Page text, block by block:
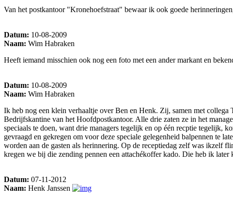
Van het postkantoor "Kronehoefstraat" bewaar ik ook goede
Datum: 10-08-2009
Naam: Wim Habraken
Heeft iemand misschien ook nog een foto met een ander markant en
Datum: 10-08-2009
Naam: Wim Habraken
Ik heb nog een klein verhaaltje over Ben en Henk. Zij, samen met
Bedrijfskantine van het Hoofdpostkantoor. Alle drie zaten ze in het
speciaals te doen, want drie managers tegelijk en op één recptie tegelijk,
gevraagd en gekregen om voor deze speciale gelegenheid balpennen te
worden aan de gasten als herinnering. Op de receptiedag zelf was ikzelf
kregen we bij die zending pennen een attachékoffer kado. Die heb ik
Datum: 07-11-2012
Naam: Henk Janssen